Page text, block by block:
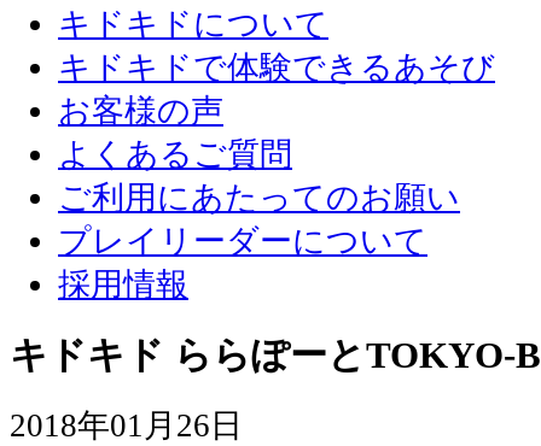
キドキドについて
キドキドで体験できるあそび
お客様の声
よくあるご質問
ご利用にあたってのお願い
プレイリーダーについて
採用情報
キドキド ららぽーとTOKYO-
2018年01月26日